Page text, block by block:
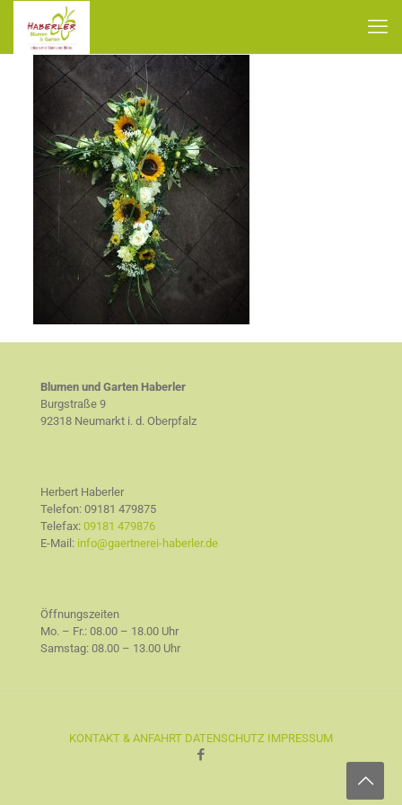
Blumen und Garten Haberler
Burgstraße 9
92318 Neumarkt i. d. Oberpfalz
Herbert Haberler
Telefon: 09181 479875
Telefax: 09181 479876
E-Mail: info@gaertnerei-haberler.de
Öffnungszeiten
Mo. – Fr.: 08.00 – 18.00 Uhr
Samstag: 08.00 – 13.00 Uhr
KONTAKT & ANFAHRT DATENSCHUTZ IMPRESSUM